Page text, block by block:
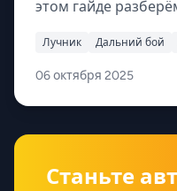
этом гайде
Лучник Дальний бой
06 октября 2025
Станьте